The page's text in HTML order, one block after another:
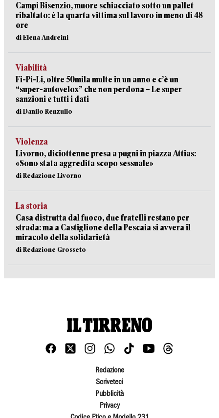
Campi Bisenzio, muore schiacciato sotto un pallet
ribaltato: è la quarta vittima sul lavoro in meno di 48
ore
di Elena Andreini
Viabilità
Fi-Pi-Li, oltre 50mila multe in un anno e c’è un
“super-autovelox” che non perdona – Le super
sanzioni e tutti i dati
di Danilo Renzullo
Violenza
Livorno, diciottenne presa a pugni in piazza Attias:
«Sono stata aggredita scopo sessuale»
di Redazione Livorno
La storia
Casa distrutta dal fuoco, due fratelli restano per
strada: ma a Castiglione della Pescaia si avvera il
miracolo della solidarietà
di Redazione Grosseto
Redazione
Scriveteci
Pubblicità
Privacy